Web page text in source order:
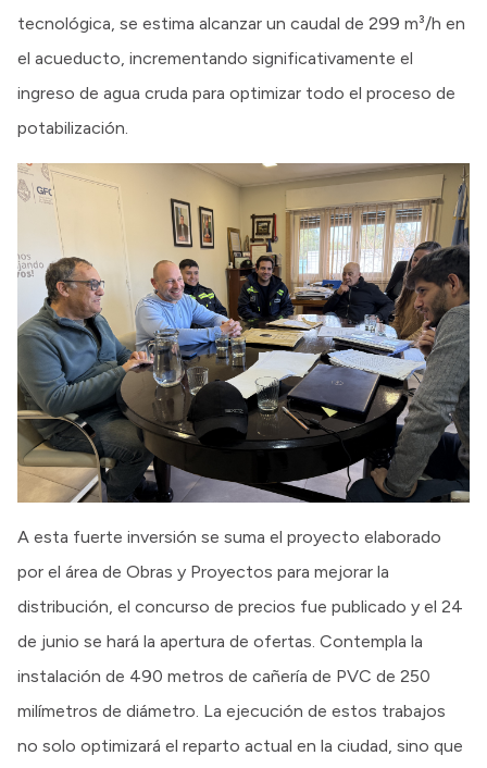
tecnológica, se estima alcanzar un caudal de 299 m³/h en
el acueducto, incrementando significativamente el
ingreso de agua cruda para optimizar todo el proceso de
potabilización.
A esta fuerte inversión se suma el proyecto elaborado
por el área de Obras y Proyectos para mejorar la
distribución, el concurso de precios fue publicado y el 24
de junio se hará la apertura de ofertas. Contempla la
instalación de 490 metros de cañería de PVC de 250
milímetros de diámetro. La ejecución de estos trabajos
no solo optimizará el reparto actual en la ciudad, sino que